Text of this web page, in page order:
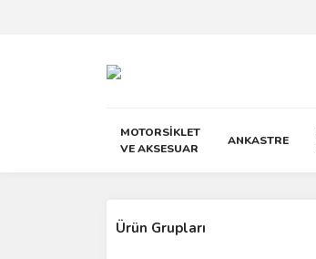
MOTORSİKLET
VE AKSESUAR
ANKASTRE
Ürün Grupları